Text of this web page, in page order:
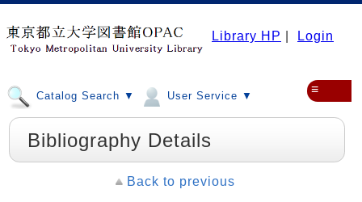
Library HP Login
Catalog Search ▼ User Service ▼ ≡
Bibliography Details
Back to previous